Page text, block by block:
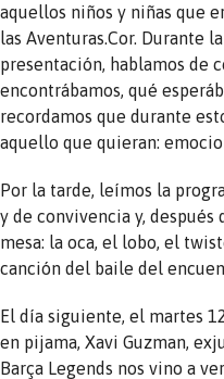
aquellos niños y niñas que
las Aventuras.Cor. Durante
presentación, hablamos de
encontrábamos, qué
recordamos que durante
aquello que quieran:
Por la tarde, leímos la
y de convivencia y, después
mesa: la oca, el lobo, el
canción del baile del
El día siguiente, el martes
en pijama, Xavi Guzman,
Barça Legends nos vino a